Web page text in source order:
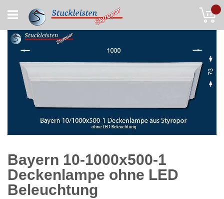
to
Content
Bayern 10-1000x500-1
Deckenlampe ohne LED
Beleuchtung